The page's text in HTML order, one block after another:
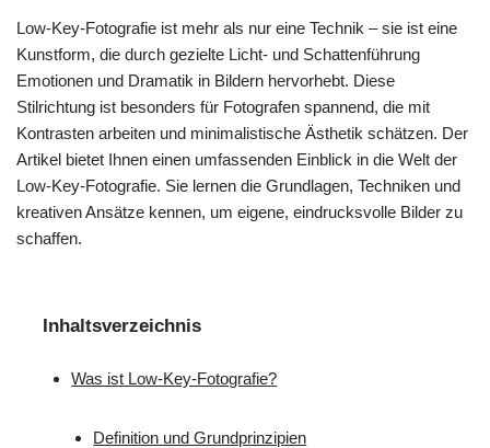
Low-Key-Fotografie ist mehr als nur eine Technik – sie ist eine
Kunstform, die durch gezielte Licht- und Schattenführung
Emotionen und Dramatik in Bildern hervorhebt. Diese
Stilrichtung ist besonders für Fotografen spannend, die mit
Kontrasten arbeiten und minimalistische Ästhetik schätzen. Der
Artikel bietet Ihnen einen umfassenden Einblick in die Welt der
Low-Key-Fotografie. Sie lernen die Grundlagen, Techniken und
kreativen Ansätze kennen, um eigene, eindrucksvolle Bilder zu
schaffen.
Inhaltsverzeichnis
Was ist Low-Key-Fotografie?
Definition und Grundprinzipien